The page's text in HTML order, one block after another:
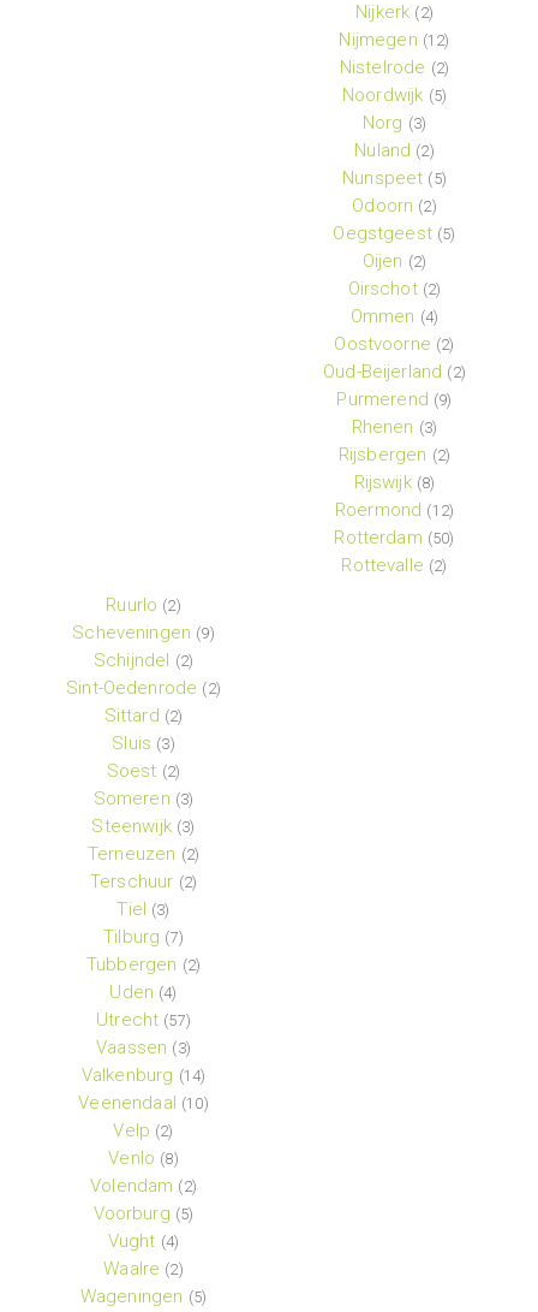
Nijkerk (2)
Nijmegen (12)
Nistelrode (2)
Noordwijk (5)
Norg (3)
Nuland (2)
Nunspeet (5)
Odoorn (2)
Oegstgeest (5)
Oijen (2)
Oirschot (2)
Ommen (4)
Oostvoorne (2)
Oud-Beijerland (2)
Purmerend (9)
Rhenen (3)
Rijsbergen (2)
Rijswijk (8)
Roermond (12)
Rotterdam (50)
Rottevalle (2)
Ruurlo (2)
Scheveningen (9)
Schijndel (2)
Sint-Oedenrode (2)
Sittard (2)
Sluis (3)
Soest (2)
Someren (3)
Steenwijk (3)
Terneuzen (2)
Terschuur (2)
Tiel (3)
Tilburg (7)
Tubbergen (2)
Uden (4)
Utrecht (57)
Vaassen (3)
Valkenburg (14)
Veenendaal (10)
Velp (2)
Venlo (8)
Volendam (2)
Voorburg (5)
Vught (4)
Waalre (2)
Wageningen (5)